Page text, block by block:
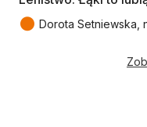
● Dorota Setniewska,